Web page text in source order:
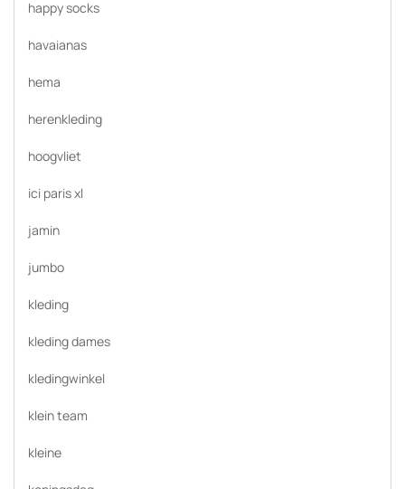
happy socks
havaianas
hema
herenkleding
hoogvliet
ici paris xl
jamin
jumbo
kleding
kleding dames
kledingwinkel
klein team
kleine